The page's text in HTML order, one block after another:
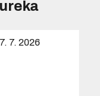
7. 2026